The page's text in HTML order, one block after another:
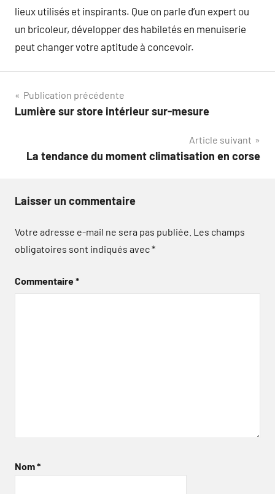
lieux utilisés et inspirants. Que on parle d’un expert ou
un bricoleur, développer des habiletés en menuiserie
peut changer votre aptitude à concevoir.
Navigation
de
Publication précédente
Lumière sur store intérieur sur-mesure
Article suivant
La tendance du moment climatisation en corse
Laisser un commentaire
Votre adresse e-mail ne sera pas publiée. Les champs
obligatoires sont indiqués avec*
Commentaire*
Nom*